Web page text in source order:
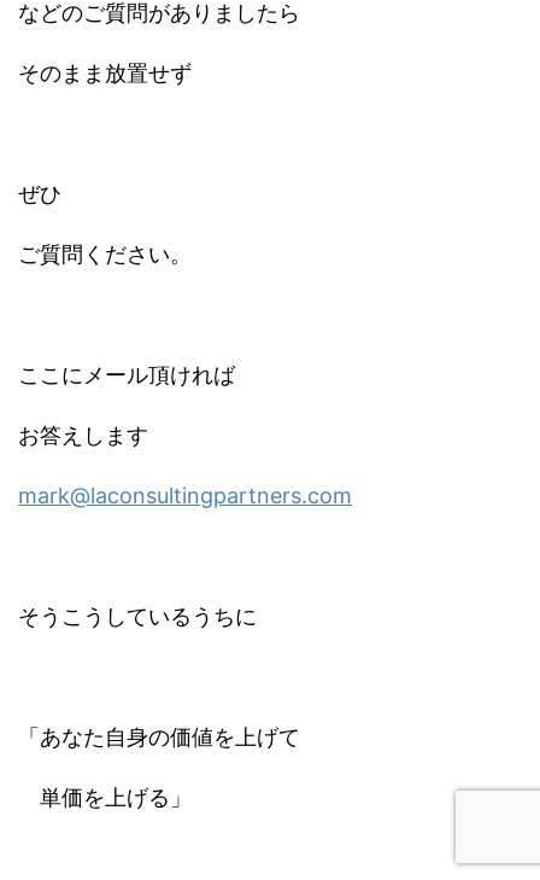
などのご質問がありましたら
そのまま放置せず
ぜひ
ご質問ください。
ここにメール頂ければ
お答えします
mark@laconsultingpartners.com
そうこうしているうちに
「あなた自身の価値を上げて
単価を上げる」